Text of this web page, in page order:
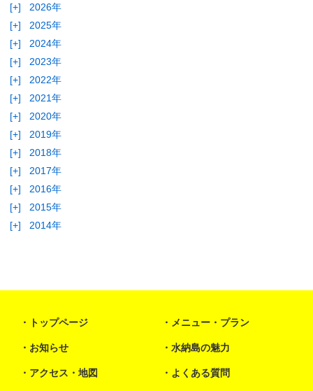
[+]
2026年
[+]
2025年
[+]
2024年
[+]
2023年
[+]
2022年
[+]
2021年
[+]
2020年
[+]
2019年
[+]
2018年
[+]
2017年
[+]
2016年
[+]
2015年
[+]
2014年
トップページ メニュー・プラン
お知らせ 水納島の魅力
アクセス・地図 よくある質問